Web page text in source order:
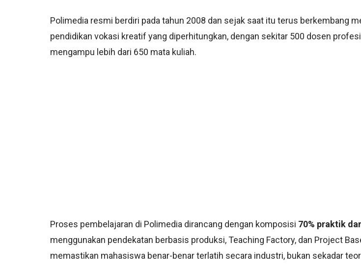
Polimedia resmi berdiri pada tahun 2008 dan sejak saat itu terus berkembang
pendidikan vokasi kreatif yang diperhitungkan, dengan sekitar 500 dosen
mengampu lebih dari 650 mata kuliah.
Proses pembelajaran di Polimedia dirancang dengan komposisi 70% praktik
menggunakan pendekatan berbasis produksi, Teaching Factory, dan Project
memastikan mahasiswa benar-benar terlatih secara industri, bukan sekadar